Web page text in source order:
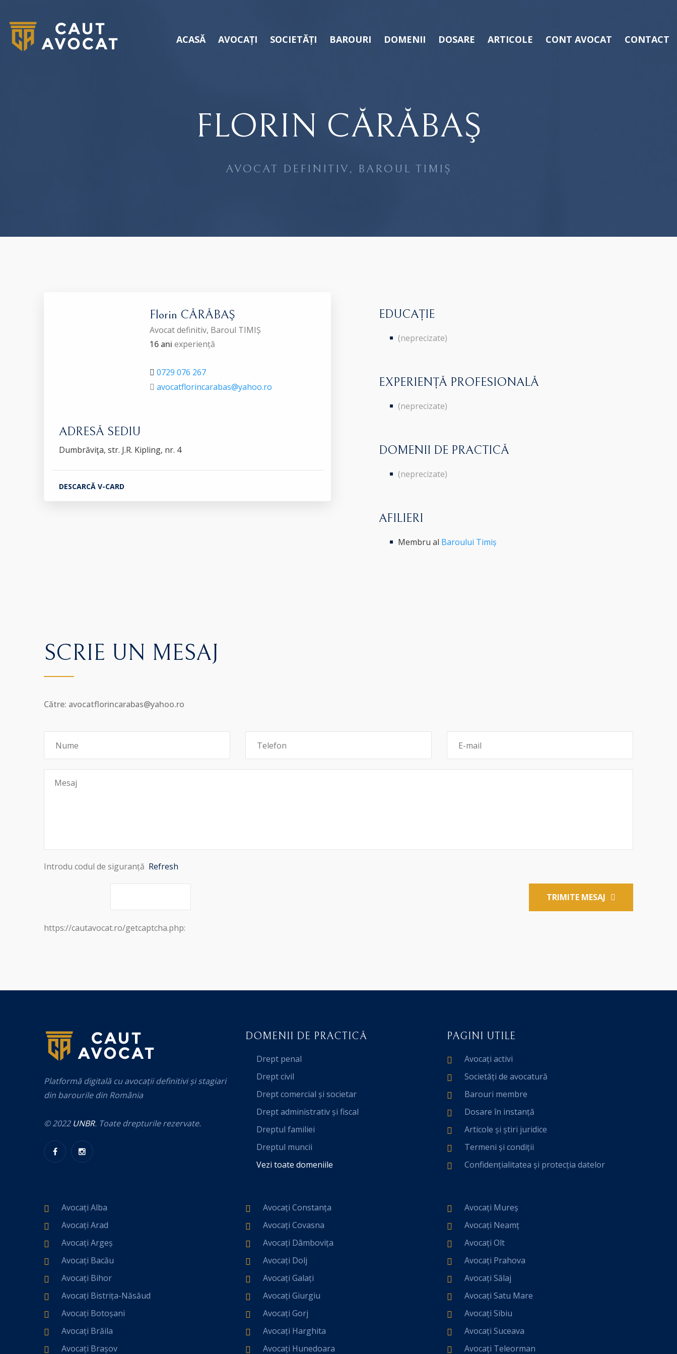
ACASĂ AVOCAȚI SOCIETĂȚI BAROURI DOMENII DOSARE ARTICOLE CONT AVOCAT CONTACT
FLORIN CĂRĂBAŞ
AVOCAT DEFINITIV, BAROUL TIMIȘ
Florin CĂRĂBAŞ
Avocat definitiv, Baroul TIMIȘ
16 ani experiență
0729 076 267
avocatflorincarabas@yahoo.ro
ADRESĂ SEDIU
Dumbrăviţa, str. J.R. Kipling, nr. 4
DESCARCĂ V-CARD
EDUCAȚIE
(neprecizate)
EXPERIENȚĂ PROFESIONALĂ
(neprecizate)
DOMENII DE PRACTICĂ
(neprecizate)
AFILIERI
Membru al Baroului Timiș
SCRIE UN MESAJ
Către: avocatflorincarabas@yahoo.ro
Introdu codul de siguranță Refresh
TRIMITE MESAJ
https://cautavocat.ro/getcaptcha.php:
Platformă digitală cu avocații definitivi și stagiari
din barourile din România
© 2022 UNBR. Toate drepturile rezervate.
DOMENII DE PRACTICĂ
Drept penal
Drept civil
Drept comercial și societar
Drept administrativ și fiscal
Dreptul familiei
Dreptul muncii
Vezi toate domeniile
PAGINI UTILE
Avocați activi
Societăți de avocatură
Barouri membre
Dosare în instanță
Articole și știri juridice
Termeni și condiții
Confidențialitatea și protecția datelor
Avocați Alba
Avocați Arad
Avocați Argeș
Avocați Bacău
Avocați Bihor
Avocați Bistrița-Năsăud
Avocați Botoșani
Avocați Brăila
Avocați Brașov
Avocați Constanța
Avocați Covasna
Avocați Dâmbovița
Avocați Dolj
Avocați Galați
Avocați Giurgiu
Avocați Gorj
Avocați Harghita
Avocați Hunedoara
Avocați Mureș
Avocați Neamț
Avocați Olt
Avocați Prahova
Avocați Sălaj
Avocați Satu Mare
Avocați Sibiu
Avocați Suceava
Avocați Teleorman